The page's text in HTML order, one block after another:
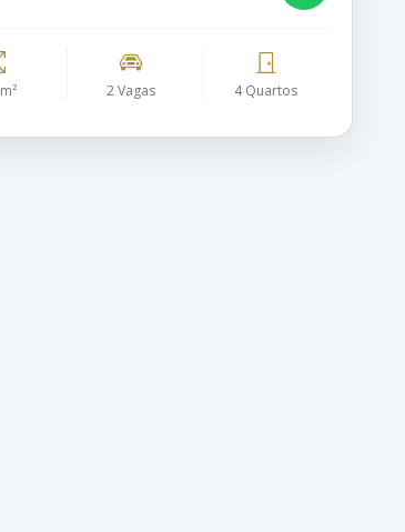
2 Vagas 4 Quartos